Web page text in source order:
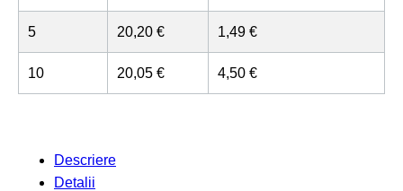
5 20,20 € 1,49 €
10 20,05 € 4,50 €
Descriere
Detalii